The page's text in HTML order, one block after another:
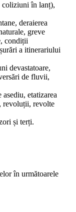
coliziuni în lanț),
deraierea
greve
condiții
a itinerariului
devastatoare,
de fluvii,
asediu, etatizarea
revoluții, revolte
și terți.
în următoarele